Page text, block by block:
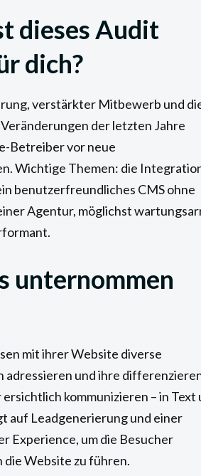
dieses Audit
dich?
verstärkter Mitbewerb und
der letzten Jahre
Betreiber vor neue
Wichtige Themen: die
benutzerfreundliches CMS ohne
Agentur, möglichst
unternommen
mit ihrer Website diverse
adressieren und ihre
kommunizieren – in Text
auf Leadgenerierung und einer
Experience, um die Besucher
Website zu führen.